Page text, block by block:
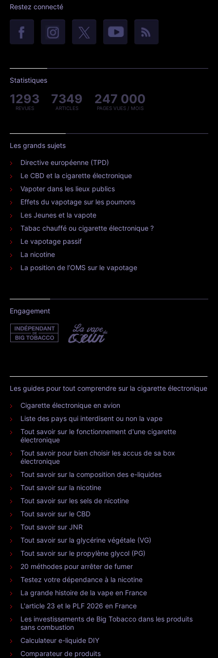
Restez connecté
Statistiques
1293
REVUES
7349
ARTICLES
247 000
PAGES VUES / MOIS
Les grands sujets
Directive européenne (TPD)
Le CBD et la cigarette électronique
Vapoter dans les lieux publics
Effets du vapotage sur les poumons
Les Jeunes et la vapote
Tabac chauffé ou cigarette électronique ?
Le vapotage passif
La nicotine
La position de l’OMS sur le vapotage
Engagement
Les guides pour tout comprendre sur la cigarette électronique
Cigarette électronique en avion
Liste des pays qui interdisent ou non la vape
Tout savoir sur le fonctionnement d'une cigarette
électronique
Tout savoir pour bien choisir les accus de sa box
électronique
Tout savoir sur la composition des e-liquides
Tout savoir sur la nicotine
Tout savoir sur les sels de nicotine
Tout savoir sur le CBD
Tout savoir sur JNR
Tout savoir sur la glycérine végétale (VG)
Tout savoir sur le propylène glycol (PG)
20 méthodes pour arrêter de fumer
Testez votre dépendance à la nicotine
La grande histoire de la vape en France
L'article 23 et le PLF 2026 en France
Les investissements de Big Tobacco dans les produits
sans combustion
Calculateur e-liquide DIY
Comparateur de produits